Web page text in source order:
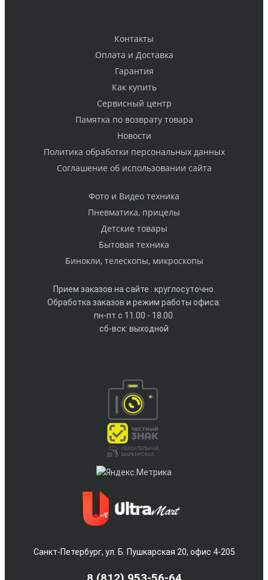
Контакты
Оплата и Доставка
Гарантия
Как купить
Cервисный центр
Памятка по возврату товара
Новости
Политика обработки персональных данных
Cоглашение об использовании сайта
Фото и Видео техника
Пневматика, прицелы
Детские товары
Бытовая техника
Бинокли, телескопы, микроскопы
Прием заказов на сайте : круглосуточно.
Обработка заказов и режим работы офиса:
пн-пт с 11.00 - 18.00.
сб-вск: выходной
Санкт-Петербург, ул. Б. Пушкарская 20, офис 4-205